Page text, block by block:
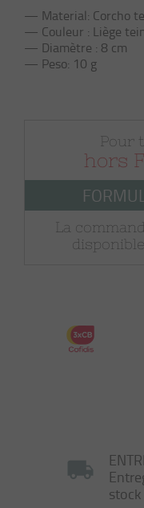
— Material: Corcho
— Couleur : Liège
— Diamètre : 8 cm
— Peso: 10 g
Pour
hors
La
stock